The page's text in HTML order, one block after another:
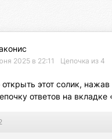
2025 в 22:11 Цепочка из 4
этот солик, нажав
ответов на вкладке